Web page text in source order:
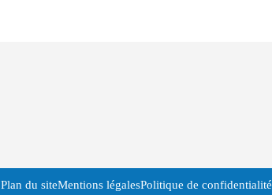
Plan du siteMentions légalesPolitique de confidentialité